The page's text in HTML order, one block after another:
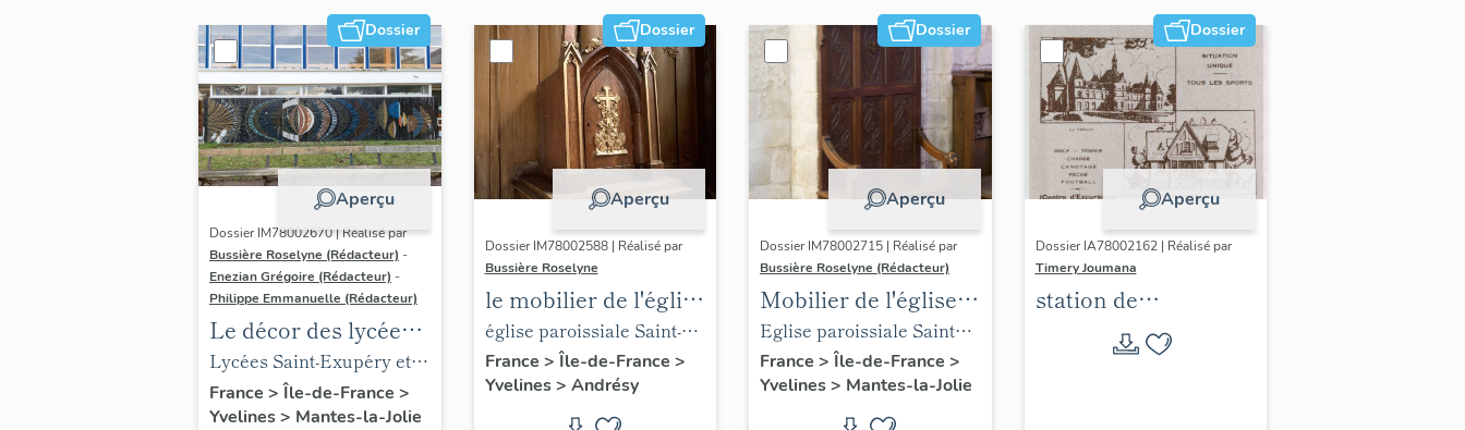
Dossier
Aperçu
Dossier IM78002670 | Réalisé par
Bussière Roselyne (Rédacteur) -
Enezian Grégoire (Rédacteur) -
Philippe Emmanuelle (Rédacteur)
Le décor des lycées
de Mantes
Lycées Saint-Exupéry et
Jean Rostand
France > Île-de-France >
Yvelines> Mantes-la-Jolie
Dossier
Aperçu
Dossier IM78002588 | Réalisé par
Bussière Roselyne
le mobilier de l'église
Saint-Germain-de-
Paris (liste
supplémentaire)
église paroissiale Saint-
Germain
France > Île-de-France >
Yvelines> Andrésy
Dossier
Aperçu
Dossier IM78002715 | Réalisé par
Bussière Roselyne (Rédacteur)
Mobilier de l'église
Sainte-Anne de
Gassicourt
Eglise paroissiale Sainte-
Anne
France > Île-de-France >
Yvelines> Mantes-la-Jolie
Dossier
Aperçu
Dossier IA78002162 | Réalisé par
Timery Joumana
station de
villégiature
d'Elisabethville